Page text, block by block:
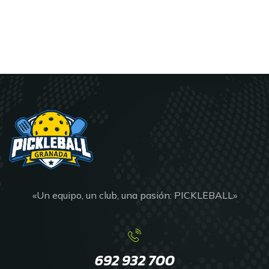
«Un equipo, un club, una pasión: PICKLEBALL»
692 932 700